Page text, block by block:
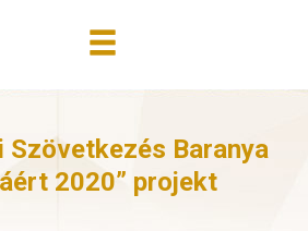
Baranya
2020” projekt